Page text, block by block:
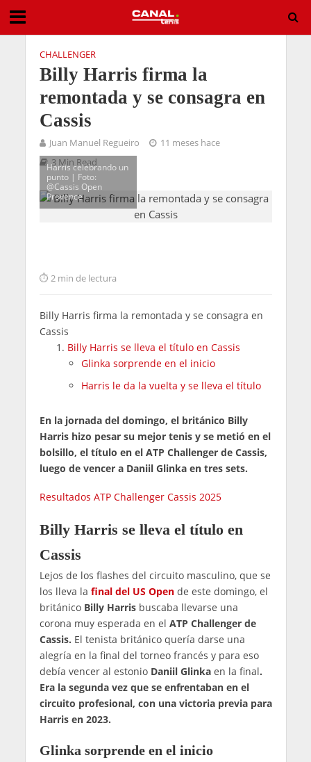
CHALLENGER
Billy Harris firma la
remontada y se consagra en
Cassis
Juan Manuel Regueiro
11 meses hace
3 Min Read
Harris celebrando un
punto | Foto:
@Cassis Open
Provence
2 min de lectura
Billy Harris firma la remontada y se consagra en
Cassis
Billy Harris se lleva el título en Cassis
Glinka sorprende en el inicio
Harris le da la vuelta y se lleva el título
En la jornada del domingo, el británico Billy
Harris hizo pesar su mejor tenis y se metió en el
bolsillo, el título en el ATP Challenger de Cassis,
luego de vencer a Daniil Glinka en tres sets.
Resultados ATP Challenger Cassis 2025
Billy Harris se lleva el título en
Cassis
Lejos de los flashes del circuito masculino, que se
los lleva la final del US Opende este domingo, el
británico Billy Harrisbuscaba llevarse una
corona muy esperada en el ATP Challenger de
Cassis. El tenista británico quería darse una
alegría en la final del torneo francés y para eso
debía vencer al estonio Daniil Glinkaen la final.
Era la segunda vez que se enfrentaban en el
circuito profesional, con una victoria previa para
Harris en 2023.
Glinka sorprende en el inicio